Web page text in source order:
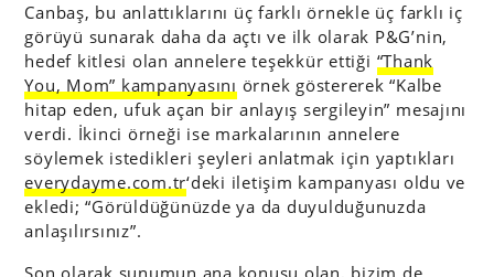
Canbaş, bu anlattıklarını üç farklı örnekle üç farklı iç
görüyü sunarak daha da açtı ve ilk olarak P&G’nin,
hedef kitlesi olan annelere teşekkür ettiği “Thank
You, Mom” kampanyasını örnek göstererek “Kalbe
hitap eden, ufuk açan bir anlayış sergileyin” mesajını
verdi. İkinci örneği ise markalarının annelere
söylemek istedikleri şeyleri anlatmak için yaptıkları
everydayme.com.tr‘deki iletişim kampanyası oldu ve
ekledi; “Görüldüğünüzde ya da duyulduğunuzda
anlaşılırsınız”.